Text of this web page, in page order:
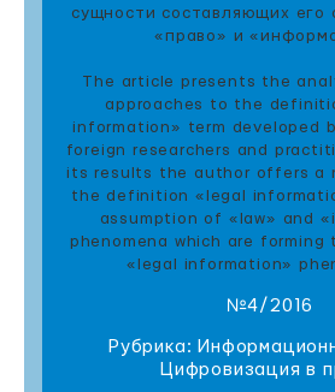
сущности составляющих его
«право» и
The article presents the
approaches to the
information» term developed
foreign researchers and
its results the author offers a
the definition «legal
assumption of «law» and
phenomena which are
«legal information»
№4/2016
Рубрика:
Цифровизация в